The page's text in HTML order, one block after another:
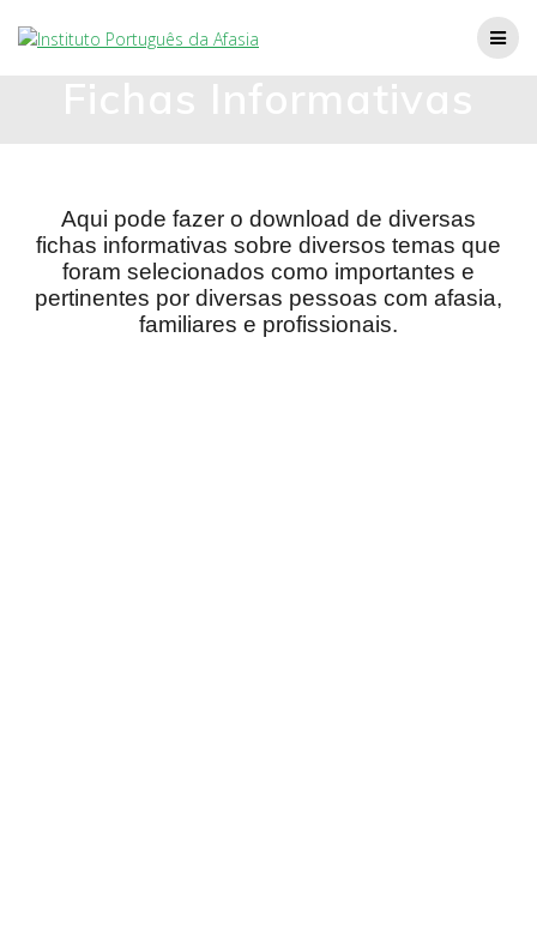
Aqui pode fazer o download de diversas
fichas informativas sobre diversos temas que
foram selecionados como importantes e
pertinentes por diversas pessoas com afasia,
familiares e profissionais.